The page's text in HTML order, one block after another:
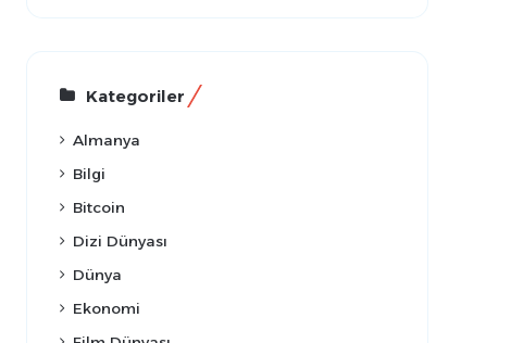
Kategoriler
Almanya
Bilgi
Bitcoin
Dizi Dünyası
Dünya
Ekonomi